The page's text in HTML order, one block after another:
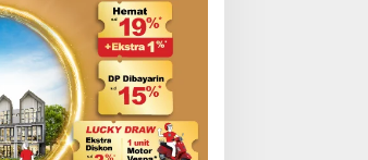
Mohamed Salah Berlabuh
ke Klub Turki